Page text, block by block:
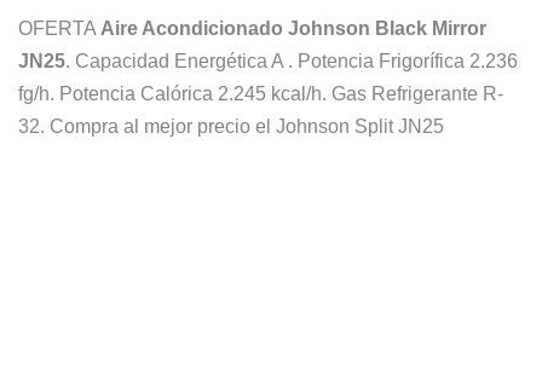
OFERTA Aire Acondicionado Johnson Black Mirror
JN25. Capacidad Energética A . Potencia Frigorífica 2.236
fg/h. Potencia Calórica 2.245 kcal/h. Gas Refrigerante R-
32. Compra al mejor precio el Johnson Split JN25